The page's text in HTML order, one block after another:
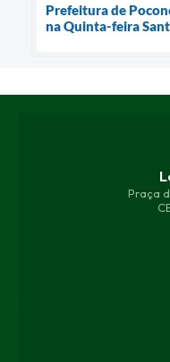
Prefeitura de
na Quinta-feira
Praça